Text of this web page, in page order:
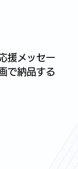
援メッセー
で納品する